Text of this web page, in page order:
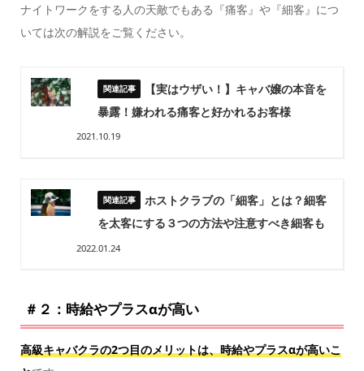
ナイトワークをする人の天敵でもある『痛客』や『細客』につ
いては次の解説をご覧ください。
【実はウザい！】キャバ嬢の本音を
暴露！嫌われる痛客と好かれるお客様
2021.10.19
ホストクラブの「細客」とは？細客
を太客にする３つの方法や注意すべき細客も
2022.01.24
＃２：時給やプラスαが高い
高級キャバクラの2つ目のメリットは、時給やプラスαが高いこ